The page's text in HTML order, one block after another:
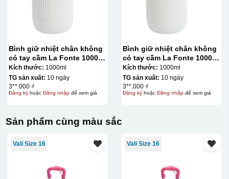
Bình giữ nhiệt chân không
có tay cầm La Fonte 1000ml
– 011655
Kích thước: 1000ml
TG sản xuất: 10 ngày
3**.000 ₫
Đăng kýhoặc Đăng nhậpđể xem giá
Bình giữ nhiệt chân không
có tay cầm La Fonte 1000ml
– 011655
Kích thước: 1000ml
TG sản xuất: 10 ngày
3**.000 ₫
Đăng kýhoặc Đăng nhậpđể xem giá
Sản phẩm cùng màu sắc
Vali Size 16 Vali Size 16